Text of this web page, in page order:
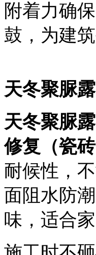
附着力确
鼓 ，为建
天冬聚脲
天冬聚脲
修复（瓷
耐候性，
面阻水防
味，适合